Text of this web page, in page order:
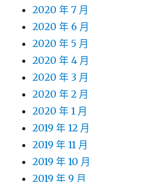
2020 年 7 月
2020 年 6 月
2020 年 5 月
2020 年 4 月
2020 年 3 月
2020 年 2 月
2020 年 1 月
2019 年 12 月
2019 年 11 月
2019 年 10 月
2019 年 9 月